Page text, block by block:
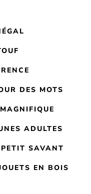
DES MOTS
ADULTES
SAVANT
EN BOIS